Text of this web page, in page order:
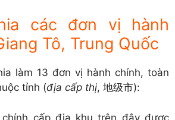
các đơn vị hành
Tô, Trung Quốc
làm 13 đơn vị hành chính, toàn
tỉnh (địa cấp thị, 地级市):
cấp địa khu trên đây được